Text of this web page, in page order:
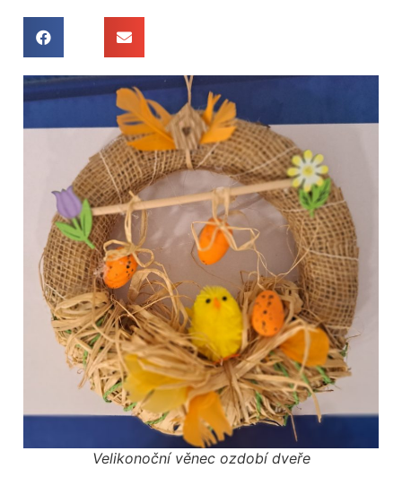
Velikonoční věnec ozdobí dveře